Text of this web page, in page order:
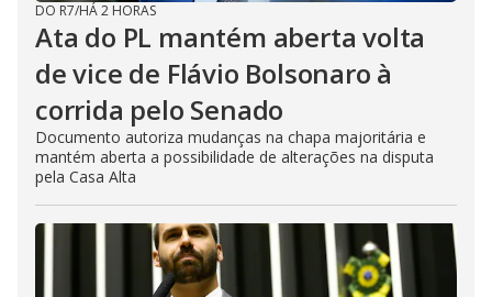
DO R7/HÁ 2 HORAS
Ata do PL mantém aberta volta
de vice de Flávio Bolsonaro à
corrida pelo Senado
Documento autoriza mudanças na chapa majoritária e
mantém aberta a possibilidade de alterações na disputa
pela Casa Alta